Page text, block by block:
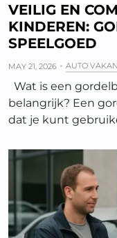
VEILIG EN
KINDEREN:
SPEELGOED
MAY 21, 2026 AUTO
Wat is een
belangrijk? Een
dat je kunt